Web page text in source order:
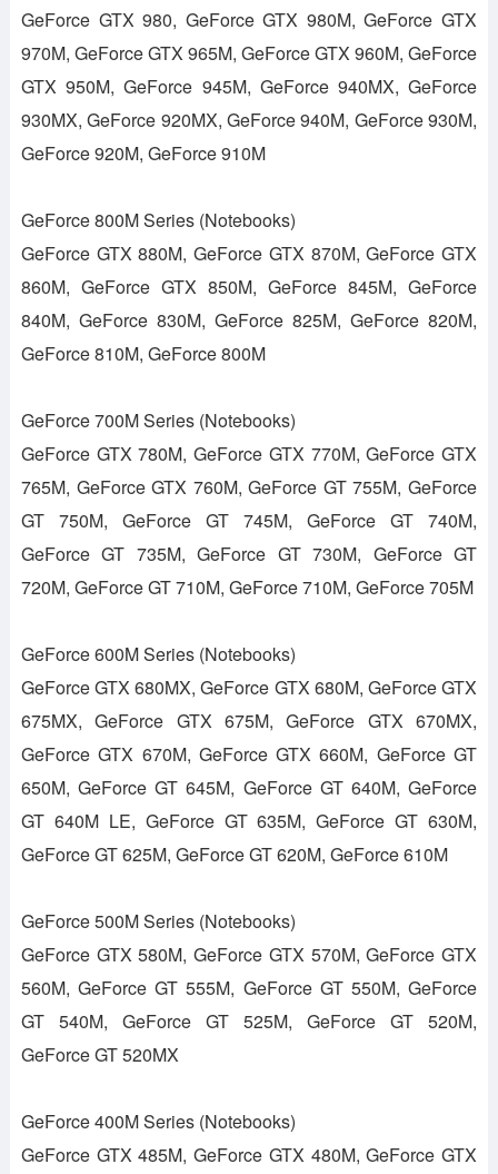
GeForce GTX 980, GeForce GTX 980M, GeForce GTX
970M, GeForce GTX 965M, GeForce GTX 960M, GeForce
GTX 950M, GeForce 945M, GeForce 940MX, GeForce
930MX, GeForce 920MX, GeForce 940M, GeForce 930M,
GeForce 920M, GeForce 910M
GeForce 800M Series (Notebooks)
GeForce GTX 880M, GeForce GTX 870M, GeForce GTX
860M, GeForce GTX 850M, GeForce 845M, GeForce
840M, GeForce 830M, GeForce 825M, GeForce 820M,
GeForce 810M, GeForce 800M
GeForce 700M Series (Notebooks)
GeForce GTX 780M, GeForce GTX 770M, GeForce GTX
765M, GeForce GTX 760M, GeForce GT 755M, GeForce
GT 750M, GeForce GT 745M, GeForce GT 740M,
GeForce GT 735M, GeForce GT 730M, GeForce GT
720M, GeForce GT 710M, GeForce 710M, GeForce 705M
GeForce 600M Series (Notebooks)
GeForce GTX 680MX, GeForce GTX 680M, GeForce GTX
675MX, GeForce GTX 675M, GeForce GTX 670MX,
GeForce GTX 670M, GeForce GTX 660M, GeForce GT
650M, GeForce GT 645M, GeForce GT 640M, GeForce
GT 640M LE, GeForce GT 635M, GeForce GT 630M,
GeForce GT 625M, GeForce GT 620M, GeForce 610M
GeForce 500M Series (Notebooks)
GeForce GTX 580M, GeForce GTX 570M, GeForce GTX
560M, GeForce GT 555M, GeForce GT 550M, GeForce
GT 540M, GeForce GT 525M, GeForce GT 520M,
GeForce GT 520MX
GeForce 400M Series (Notebooks)
GeForce GTX 485M, GeForce GTX 480M, GeForce GTX